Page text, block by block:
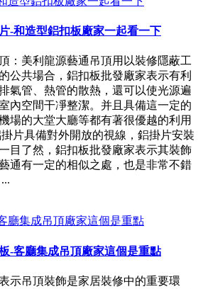
-和造型鋁扣板廠家一起看一下
：美利龍源藝通吊頂用以裝修隱蔽工
公共場合，鋁扣板批發廠家表示有利
氣管、熱管的散熱，還可以使光源遍
內空間干凈整潔。并且具備這一定的
場的大堂大廳等都有著很優越的利用
片具備對外開放的視線，鋁掛片安裝
目了然，鋁扣板批發廠家表示其裝飾
通有一定的相似之處，也是非常不錯
-客廳集成吊頂廠家這個是重點
示吊頂裝飾是家居裝修中的重要環